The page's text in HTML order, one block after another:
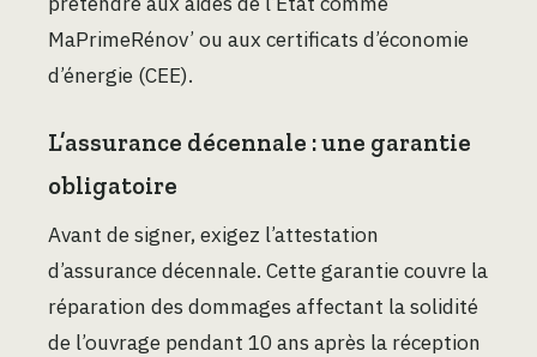
MaPrimeRénov’ ou aux certificats d’économie
d’énergie (CEE).
L’assurance décennale : une garantie
obligatoire
Avant de signer, exigez l’attestation
d’assurance décennale. Cette garantie couvre la
réparation des dommages affectant la solidité
de l’ouvrage pendant 10 ans après la réception